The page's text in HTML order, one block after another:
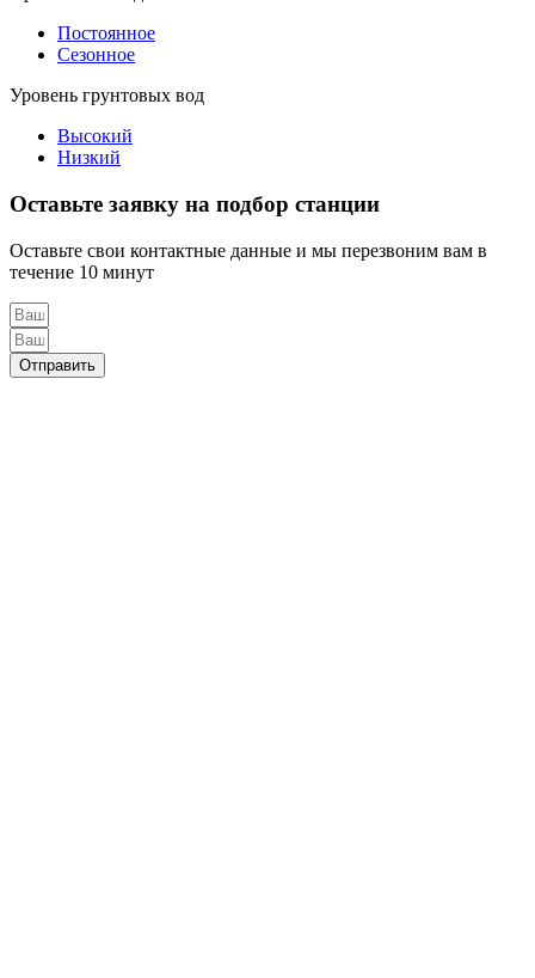
Постоянное
Сезонное
Уровень грунтовых вод
Высокий
Низкий
Оставьте заявку на подбор станции
Оставьте свои контактные данные и мы перезвоним вам в
течение 10 минут
Отправить